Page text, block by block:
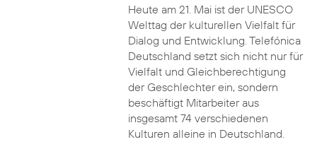
Heute am 21. Mai ist der UNESCO
Welttag der kulturellen Vielfalt für
Dialog und Entwicklung. Telefónica
Deutschland setzt sich nicht nur für
Vielfalt und Gleichberechtigung
der Geschlechter ein, sondern
beschäftigt Mitarbeiter aus
insgesamt 74 verschiedenen
Kulturen alleine in Deutschland.